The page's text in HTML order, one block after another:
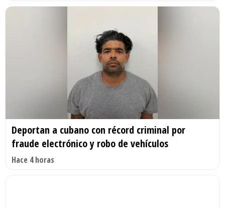
Deportan a cubano con récord criminal por
fraude electrónico y robo de vehículos
Hace 4 horas